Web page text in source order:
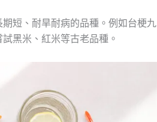
短、耐旱耐病的品種。例如台梗九
黑米、紅米等古老品種。